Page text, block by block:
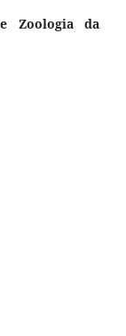
Zoologia da